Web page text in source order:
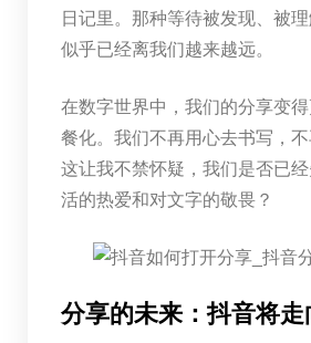
日记里。那种等待被发现、被
似乎已经离我们越来越远。
在数字世界中，我们的分享变
餐化。我们不再用心去书写，不
这让我不禁怀疑，我们是否已
活的热爱和对文字的敬畏？
分享的未来：抖音将走